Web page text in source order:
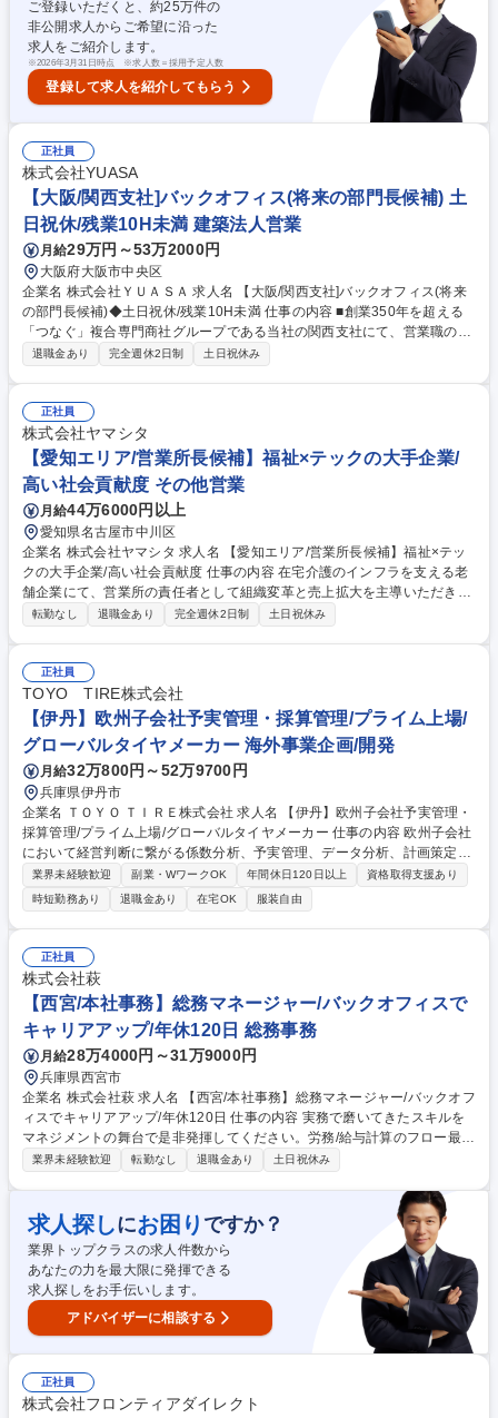
ムが長く、難易度の高い営業です。(アプローチ例：人事労務課/人材開発
課→人事部長→人事本部長、執行役員、情シス部門) 募集職種 【大阪/エン
タープライズセールス】HR領域で日本企業のDX推進/現年収以上確約
ご登録いただくと、約25万件の
非公開求人からご希望に沿った
求人をご紹介します。
※2026年3月31日時点 ※求人数＝採用予定人数
登録して求人を紹介してもらう
正社員
株式会社YUASA
【大阪/関西支社]バックオフィス(将来の部門長候補) 土
日祝休/残業10H未満 建築法人営業
月給29万円～53万2000円
大阪府大阪市中央区
企業名 株式会社ＹＵＡＳＡ 求人名 【大阪/関西支社]バックオフィス(将来
の部門長候補)◆土日祝休/残業10H未満 仕事の内容 ■創業350年を超える
「つなぐ」複合専門商社グループである当社の関西支社にて、営業職のサ
ポート業務をお任せします。管理部門の部門長候補として主に以下の業務
ットダウンされる仕組みが導入された他、ITを活用した働き方改革（モバ
イルパソコンの導入、電子稟議の導入等）を実施しており、従業員にとっ
て働きやすい環境を整えております。 募集職種 【大阪/関西支社]バックオ
フィス(将来の部門長候補)◆土日祝休/残業10H未満
退職金あり 完全週休2日制 土日祝休み
正社員
株式会社ヤマシタ
【愛知エリア/営業所長候補】福祉×テックの大手企業/
高い社会貢献度 その他営業
月給44万6000円以上
愛知県名古屋市中川区
企業名 株式会社ヤマシタ 求人名 【愛知エリア/営業所長候補】福祉×テッ
クの大手企業/高い社会貢献度 仕事の内容 在宅介護のインフラを支える老
舗企業にて、営業所の責任者として組織変革と売上拡大を主導いただきま
す。30名規模の組織運営と年率15％以上の拠点成長、採用や拠点開発、M
名規模の拠点の売上シェアNo.1実現に向けた戦略立案■年率15％成長を目
標とした中途採用、新規出店、M&Aの推進■データに基づく業務改善と生
産性向上、新サービスの企画実行■ビジョンの浸透とメンバーの育成・評
価 【業務の変更範囲】：当社業務全般 募集職種 【愛知エリア/営業所長候
補】福祉×テックの大手企業/高い社会貢献度
転勤なし 退職金あり 完全週休2日制 土日祝休み
正社員
TOYO TIRE株式会社
【伊丹】欧州子会社予実管理・採算管理/プライム上場/
グローバルタイヤメーカー 海外事業企画/開発
月給32万800円～52万9700円
兵庫県伊丹市
企業名 ＴＯＹＯ ＴＩＲＥ株式会社 求人名 【伊丹】欧州子会社予実管理・
採算管理/プライム上場/グローバルタイヤメーカー 仕事の内容 欧州子会社
において経営判断に繋がる係数分析、予実管理、データ分析、計画策定業
務を管理していただきます。当社にとって最重点地域の一つである欧州の
事業成長に向けて、経営判断を数字で支えるポジションです。 【主な職務
内容】■係数分析 ■予実管理 ■報告資料作成 【具体的な業務内容】■子会社
の販売(セルアウト)、及び子会社への販売(セルイン)双方の予実管理 ■セル
ビア工場品を含めた連結採算管理 ■毎月の受注・生産回答の分析 ■年度計
画、四半期ローリング作成、及び子会社の業績予想の分析など 募集職種
【伊丹】欧州子会社予実管理・採算管理/プライム上場/グローバルタイヤ
メーカー
業界未経験歓迎 副業・WワークOK 年間休日120日以上
資格取得支援あり
時短勤務あり
退職金あり 在宅OK 服装自由
正社員
株式会社萩
【西宮/本社事務】総務マネージャー/バックオフィスで
キャリアアップ/年休120日 総務事務
月給28万4000円～31万9000円
兵庫県西宮市
企業名 株式会社萩 求人名 【西宮/本社事務】総務マネージャー/バックオフ
ィスでキャリアアップ/年休120日 仕事の内容 実務で磨いてきたスキルを
マネジメントの舞台で是非発揮してください。労務/給与計算のフロー最適
化から、スタッフ一人ひとりに寄り添う面談まで、バックオフィスの要と
な運営と改善)：給与/賞与計算の最終確認、社会保険/労働保険の手続き管
理、法改正への対応、福利厚生の運用管理 ■組織のコンディション管理(面
談とサポート)：スタッフとの社内面談、職場環境の改善提案、ハラスメ
ント防止/安全衛生 ■本社マネジメントと経営支援(全体最適)：部門間の調
整/連携、 総務チームの育成、経営層へのレポート 募集職種 【西宮/本社事
務】総務マネージャー/バックオフィスでキャリアアップ/年休120日
業界未経験歓迎 転勤なし 退職金あり 土日祝休み
求人探しにお困り ですか？
業界トップクラスの求人件数から
あなたの力を最大限に発揮できる
求人探しをお手伝いします。
アドバイザーに相談する
正社員
株式会社フロンティアダイレクト